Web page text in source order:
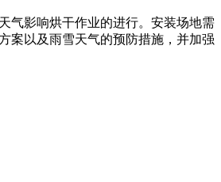
气影响烘干作业的进行。安装场地需
案以及雨雪天气的预防措施，并加强